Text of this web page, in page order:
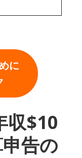
に
収$10
告の